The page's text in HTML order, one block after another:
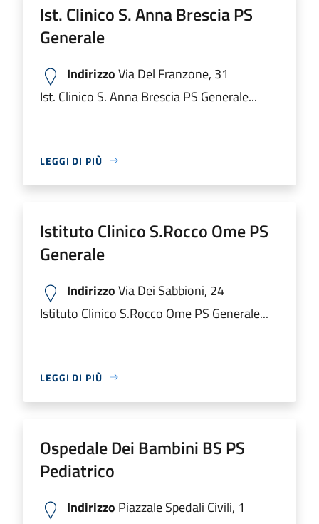
Ist. Clinico S. Anna Brescia PS
Generale
IndirizzoVia Del Franzone, 31
Ist. Clinico S. Anna Brescia PS Generale...
LEGGI DI PIÙ
Istituto Clinico S.Rocco Ome PS
Generale
IndirizzoVia Dei Sabbioni, 24
Istituto Clinico S.Rocco Ome PS Generale...
LEGGI DI PIÙ
Ospedale Dei Bambini BS PS
Pediatrico
Indirizzo Piazzale Spedali Civili, 1